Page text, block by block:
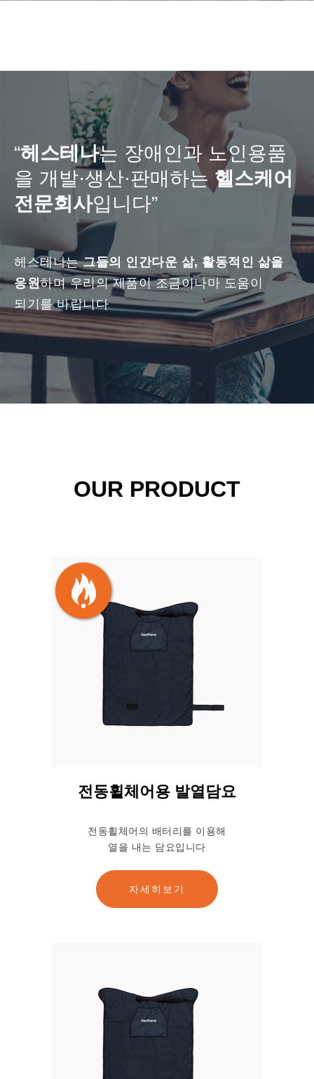
“헤스테나는 장애인과 노인용품
을 개발·생산·판매하는 헬스케어
전문회사입니다”
헤스테나는그들의 인간다운 삶, 활동적인 삶을
응원하며 우리의 제품이 조금이나마 도움이
되기를 바랍니다
OUR PRODUCT
전동휠체어용 발열담요
전동휠체어의 배터리를 이용해
열을 내는 담요입니다
자세히보기